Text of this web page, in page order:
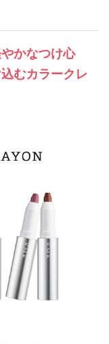
かなつけ心
むカラークレ